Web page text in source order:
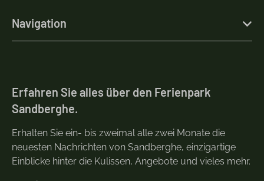
Navigation
Erfahren Sie alles über den Ferienpark
Sandberghe.
Erhalten Sie ein- bis zweimal alle zwei Monate die
neuesten Nachrichten von Sandberghe, einzigartige
Einblicke hinter die Kulissen, Angebote und vieles mehr.